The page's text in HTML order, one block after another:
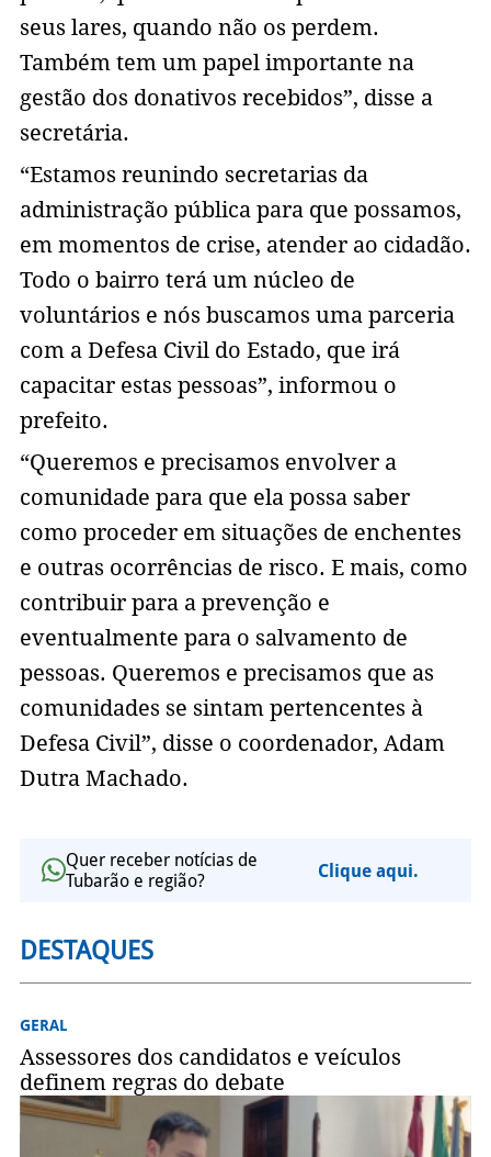
seus lares, quando não os perdem.
Também tem um papel importante na
gestão dos donativos recebidos”, disse a
secretária.
“Estamos reunindo secretarias da
administração pública para que possamos,
em momentos de crise, atender ao cidadão.
Todo o bairro terá um núcleo de
voluntários e nós buscamos uma parceria
com a Defesa Civil do Estado, que irá
capacitar estas pessoas”, informou o
prefeito.
“Queremos e precisamos envolver a
comunidade para que ela possa saber
como proceder em situações de enchentes
e outras ocorrências de risco. E mais, como
contribuir para a prevenção e
eventualmente para o salvamento de
pessoas. Queremos e precisamos que as
comunidades se sintam pertencentes à
Defesa Civil”, disse o coordenador, Adam
Dutra Machado.
Quer receber notícias de
Tubarão e região?
Clique aqui.
DESTAQUES
GERAL
Assessores dos candidatos e veículos
definem regras do debate